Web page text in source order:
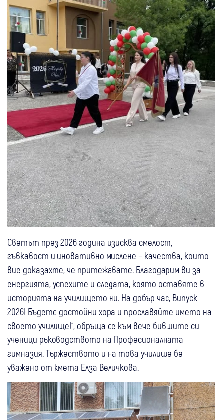
Светът през 2026 година изисква смелост,
гъвкавост и иновативно мислене – качества, които
вие доказахте, че притежавате. Благодарим ви за
енергията, успехите и следата, която оставяте в
историята на училището ни. На добър час, Випуск
2026! Бъдете достойни хора и прославяйте името на
своето училище!“, обръща се към вече бившите си
ученици ръководството на Професионалната
гимназия. Тържеството и на това училище бе
уважено от кмета Елза Величкова.